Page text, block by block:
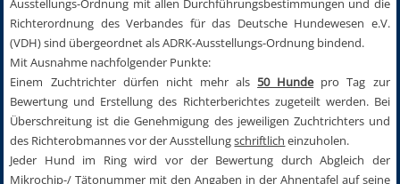
Ausstellungs-Ordnung mit allen Durchführungsbestimmungen und die
Richterordnung des Verbandes für das Deutsche Hundewesen e.V.
(VDH) sind übergeordnet als ADRK-Ausstellungs-Ordnung bindend.
Mit Ausnahme nachfolgender Punkte:
Einem Zuchtrichter dürfen nicht mehr als50 Hundepro Tag zur
Bewertung und Erstellung des Richterberichtes zugeteilt werden. Bei
Überschreitung ist die Genehmigung des jeweiligen Zuchtrichters und
des Richterobmannes vor der Ausstellungschriftlich einzuholen.
Jeder Hund im Ring wird vor der Bewertung durch Abgleich der
Mikrochip-/ Tätonummer mit den Angaben in der Ahnentafel auf seine